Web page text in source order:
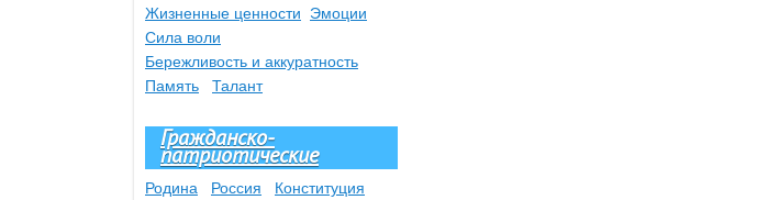
Жизненные ценности
Эмоции
Сила воли
Бережливость и аккуратность
Память
Талант
Гражданско-
патриотические
Родина Россия
Конституция